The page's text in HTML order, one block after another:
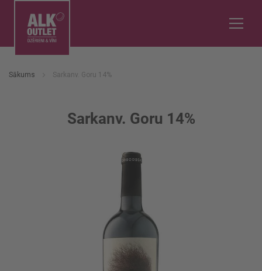
Sākums Sarkanv. Goru 14%
Sarkanv. Goru 14%